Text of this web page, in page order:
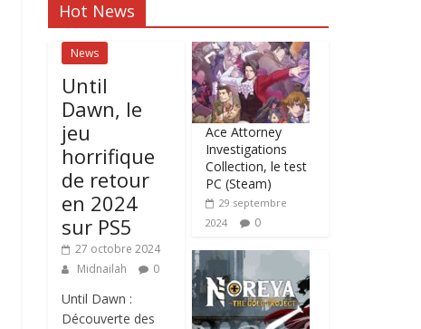
Hot News
News
Until
Dawn, le
jeu
horrifique
de retour
en 2024
sur PS5
27 octobre 2024
Midnailah
0
Until Dawn :
Découverte des
Ace Attorney
Investigations
Collection, le test
PC (Steam)
29 septembre
2024
0